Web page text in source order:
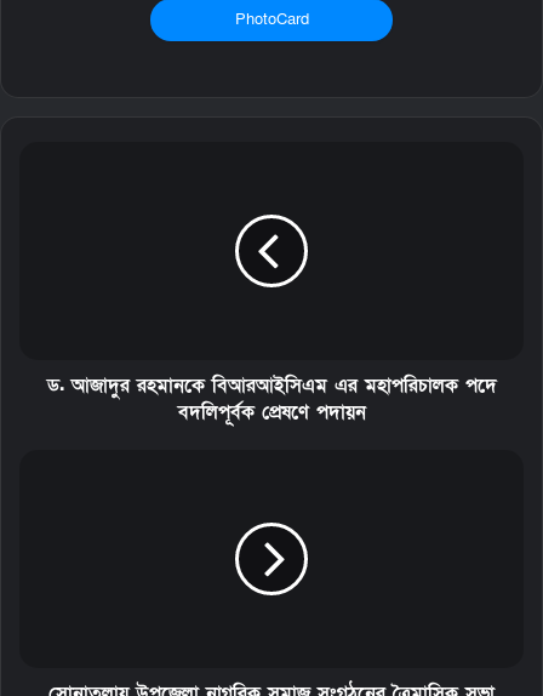
PhotoCard
ড. আজাদুর রহমানকে বিআরআইসিএম এর মহাপরিচালক পদে
বদলিপূর্বক প্রেষণে পদায়ন